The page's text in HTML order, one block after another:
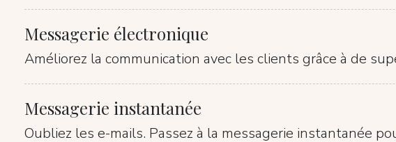
Messagerie électronique
Améliorez la communication avec les clients grâce à de
Messagerie instantanée
Oubliez les e-mails. Passez à la messagerie instantanée